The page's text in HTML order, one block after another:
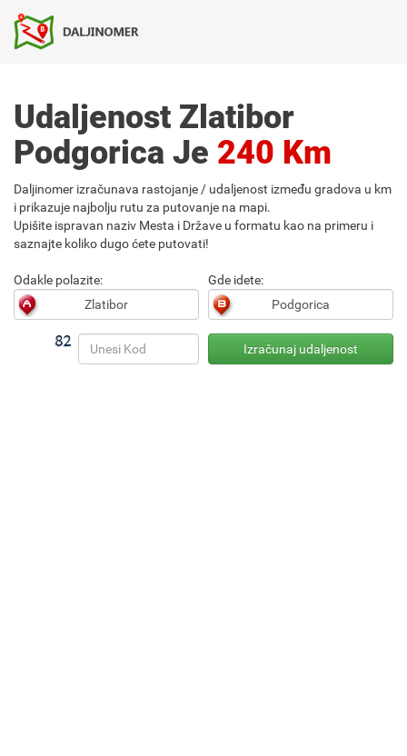
Udaljenost Zlatibor
Podgorica Je 240 Km
Daljinomer izračunava rastojanje / udaljenost između gradova u km
i prikazuje najbolju rutu za putovanje na mapi.
Upišite ispravan naziv Mesta i Države u formatu kao na primeru i
saznajte koliko dugo ćete putovati!
Odakle polazite: Gde idete: